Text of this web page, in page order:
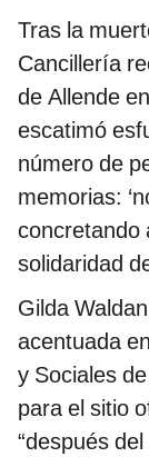
Tras la
Cancillería
de Allende
escatimó
número de
memorias:
concretando
solidaridad
Gilda
acentuada
y Sociales
para el sitio
“después